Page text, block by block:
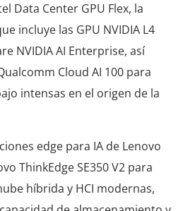
Data Center GPU Flex, la
incluye las GPU NVIDIA L4
NVIDIA AI Enterprise, así
Cloud AI 100 para
intensas en el origen de la
edge para IA de Lenovo
ThinkEdge SE350 V2 para
híbrida y HCI modernas,